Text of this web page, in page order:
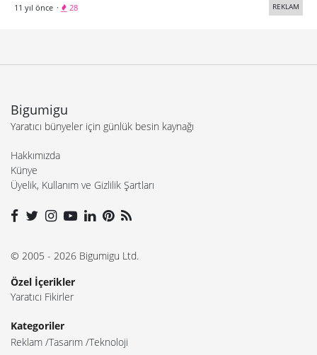
11 yıl önce · 28 REKLAM
Bigumigu
Yaratıcı bünyeler için günlük besin kaynağı
Hakkımızda
Künye
Üyelik, Kullanım ve Gizlilik Şartları
© 2005 - 2026 Bigumigu Ltd.
Özel İçerikler
Yaratıcı Fikirler
Kategoriler
Reklam Tasarım Teknoloji